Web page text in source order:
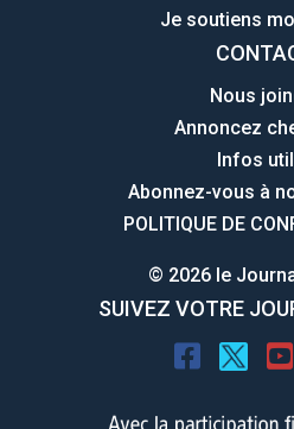
Je soutiens
Nous
Annoncez
Infos
Abonnez-vous à
POLITIQUE DE
© 2026 le
SUIVEZ VOTRE